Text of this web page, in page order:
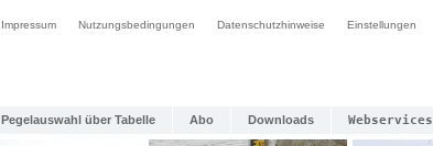
Impressum Nutzungsbedingungen Datenschutzhinweise Einstellungen
Pegelauswahl über Tabelle Abo Downloads Webservices